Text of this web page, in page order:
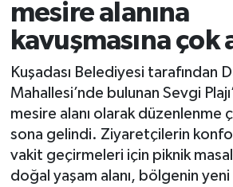
mesire alanına
kavuşmasına çok
Kuşadası Belediyesi tarafından
Mahallesi’nde bulunan Sevgi
mesire alanı olarak düzenlenme
sona gelindi. Ziyaretçilerin
vakit geçirmeleri için piknik
doğal yaşam alanı, bölgenin